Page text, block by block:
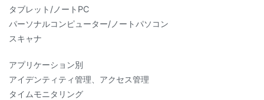
タブレット/ノートPC
パーソナルコンピューター/ノートパソコン
スキャナ
アプリケーション別
アイデンティティ管理、アクセス管理
タイムモニタリング